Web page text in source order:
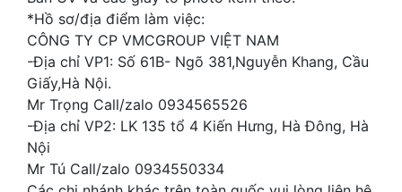
*Hồ sơ/địa điểm làm việc:
CÔNG TY CP VMCGROUP VIỆT NAM
-Địa chỉ VP1: Số 61B- Ngõ 381,Nguyễn Khang, Cầu
Giấy,Hà Nội.
Mr Trọng Call/zalo 0934565526
-Địa chỉ VP2: LK 135 tổ 4 Kiến Hưng, Hà Đông, Hà
Nội
Mr Tú Call/zalo 0934550334